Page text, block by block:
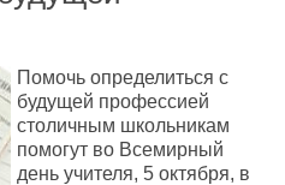
Помочь определиться с
будущей профессией
столичным школьникам
помогут во Всемирный
день учителя, 5 октября, в